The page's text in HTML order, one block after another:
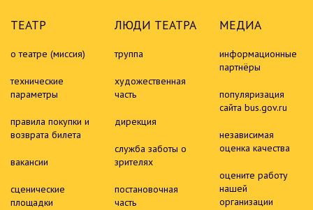
ТЕАТР
о театре (миссия)
технические
параметры
правила покупки и
возврата билета
вакансии
сценические
площадки
ЛЮДИ ТЕАТРА
труппа
художественная
часть
дирекция
служба заботы о
зрителях
постановочная
часть
МЕДИА
информационные
партнёры
популяризация
сайта bus.gov.ru
независимая
оценка качества
оцените работу
нашей
организации